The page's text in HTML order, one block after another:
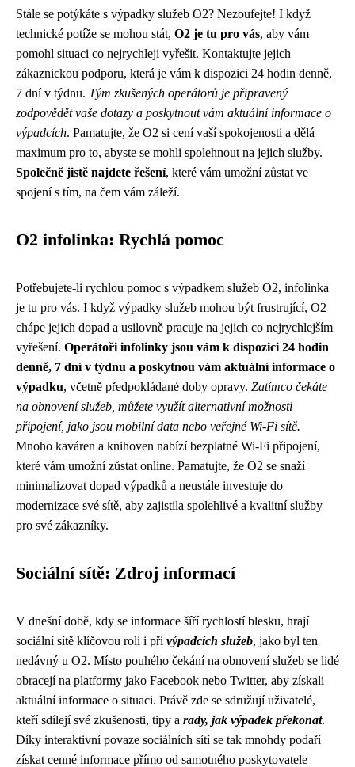
Stále se potýkáte s výpadky služeb O2? Nezoufejte! I když
technické potíže se mohou stát, O2 je tu pro vás, aby vám
pomohl situaci co nejrychleji vyřešit. Kontaktujte jejich
zákaznickou podporu, která je vám k dispozici 24 hodin denně,
7 dní v týdnu. Tým zkušených operátorů je připravený
zodpovědět vaše dotazy a poskytnout vám aktuální informace o
výpadcích. Pamatujte, že O2 si cení vaší spokojenosti a dělá
maximum pro to, abyste se mohli spolehnout na jejich služby.
Společně jistě najdete řešení, které vám umožní zůstat ve
spojení s tím, na čem vám záleží.
O2 infolinka: Rychlá pomoc
Potřebujete-li rychlou pomoc s výpadkem služeb O2, infolinka
je tu pro vás. I když výpadky služeb mohou být frustrující, O2
chápe jejich dopad a usilovně pracuje na jejich co nejrychlejším
vyřešení. Operátoři infolinky jsou vám k dispozici 24 hodin
denně, 7 dní v týdnu a poskytnou vám aktuální informace o
výpadku, včetně předpokládané doby opravy. Zatímco čekáte
na obnovení služeb, můžete využít alternativní možnosti
připojení, jako jsou mobilní data nebo veřejné Wi-Fi sítě.
Mnoho kaváren a knihoven nabízí bezplatné Wi-Fi připojení,
které vám umožní zůstat online. Pamatujte, že O2 se snaží
minimalizovat dopad výpadků a neustále investuje do
modernizace své sítě, aby zajistila spolehlivé a kvalitní služby
pro své zákazníky.
Sociální sítě: Zdroj informací
V dnešní době, kdy se informace šíří rychlostí blesku, hrají
sociální sítě klíčovou roli i při výpadcích služeb, jako byl ten
nedávný u O2. Místo pouhého čekání na obnovení služeb se lidé
obracejí na platformy jako Facebook nebo Twitter, aby získali
aktuální informace o situaci. Právě zde se sdružují uživatelé,
kteří sdílejí své zkušenosti, tipy a rady, jak výpadek překonat.
Díky interaktivní povaze sociálních sítí se tak mnohdy podaří
získat cenné informace přímo od samotného poskytovatele